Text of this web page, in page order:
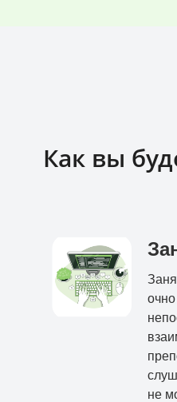
Как вы
не